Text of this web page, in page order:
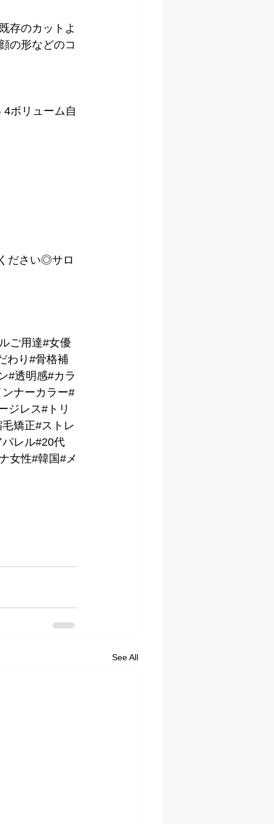
存のカットよ
の形などのコ
ボリューム自
ださい◎サロ
ご用達#女優
わり#骨格補
#透明感#カラ
ナーカラー#
ジレス#トリ
矯正#ストレ
レル#20代
女性#韓国#メ
See All